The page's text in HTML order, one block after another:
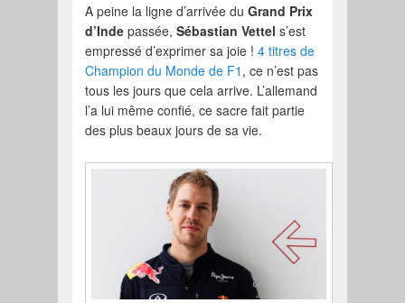
A peine la ligne d’arrivée duGrand Prix
d’Inde passée,Sébastian Vettel s’est
empressé d’exprimer sa joie !4 titres de
Champion du Monde de F1 , ce n’est pas
tous les jours que cela arrive. L’allemand
l’a lui même confié, ce sacre fait partie
des plus beaux jours de sa vie.